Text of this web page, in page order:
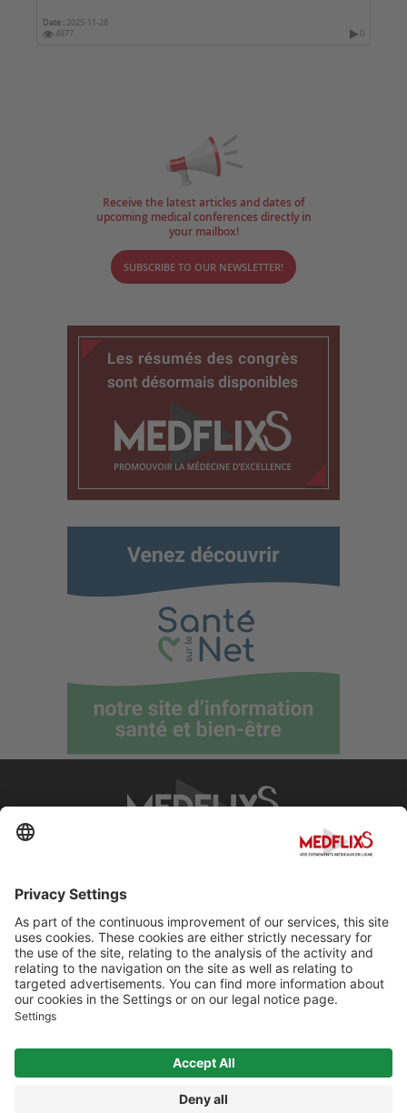
Date : 2025-11-28
4977
0
Receive the latest articles and dates of
upcoming medical conferences directly in
your mailbox!
SUBSCRIBE TO OUR NEWSLETTER!
Contact
Terms and Conditions
© Cherry For LifeScience 2026